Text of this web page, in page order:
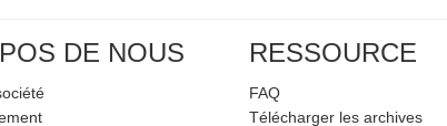
DE NOUS RESSOURCE
FAQ
Télécharger les archives